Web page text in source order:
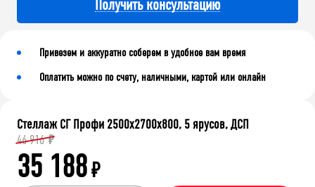
Получить консультацию
Привезем и аккуратно соберем в удобное вам время
Оплатить можно по счету, наличными, картой или онлайн
Стеллаж СГ Профи 2500х2700х800, 5 ярусов, ДСП
46 916 ₽
35 188₽